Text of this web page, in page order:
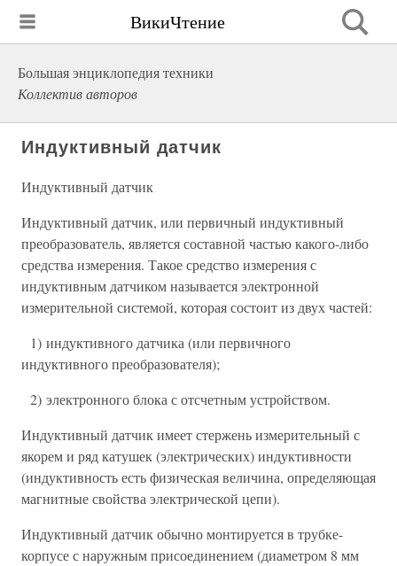
ВикиЧтение
Большая энциклопедия техники
Коллектив авторов
Индуктивный датчик
Индуктивный датчик
Индуктивный датчик, или первичный индуктивный
преобразователь, является составной частью какого-либо
средства измерения. Такое средство измерения с
индуктивным датчиком называется электронной
измерительной системой, которая состоит из двух частей:
1) индуктивного датчика (или первичного
индуктивного преобразователя);
2) электронного блока с отсчетным устройством.
Индуктивный датчик имеет стержень измерительный с
якорем и ряд катушек (электрических) индуктивности
(индуктивность есть физическая величина, определяющая
магнитные свойства электрической цепи).
Индуктивный датчик обычно монтируется в трубке-
корпусе с наружным присоединением (диаметром 8 мм